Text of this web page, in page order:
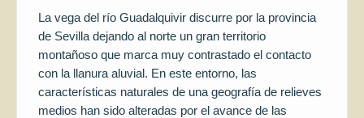
La vega del río Guadalquivir discurre por la provincia
de Sevilla dejando al norte un gran territorio
montañoso que marca muy contrastado el contacto
con la llanura aluvial. En este entorno, las
características naturales de una geografía de relieves
medios han sido alteradas por el avance de las